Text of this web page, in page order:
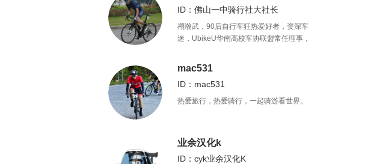
ID：佛山一中骑行社大社长
禤瀚武，90后自行车狂热爱好者，资深车
迷，UbikeU华南高校车协联盟常任理事，
国际新闻专业。
mac531
ID：mac531
热爱旅行，热爱骑行，一起骑游看世界。
业余汉化k
ID：cyk业余汉化K